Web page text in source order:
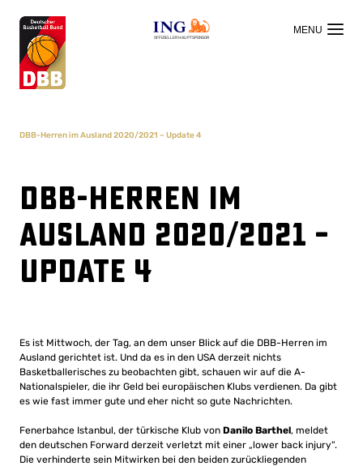
OFFIZIELLER HAUPTSPONSOR
DBB-Herren im Ausland 2020/2021 – Update 4
DBB-Herren im
Ausland 2020/2021 –
Update 4
Es ist Mittwoch, der Tag, an dem unser Blick auf die DBB-Herren im
Ausland gerichtet ist. Und da es in den USA derzeit nichts
Basketballerisches zu beobachten gibt, schauen wir auf die A-
Nationalspieler, die ihr Geld bei europäischen Klubs verdienen. Da gibt
es wie fast immer gute und eher nicht so gute Nachrichten.
Fenerbahce Istanbul, der türkische Klub von Danilo Barthel, meldet
den deutschen Forward derzeit verletzt mit einer „lower back injury“.
Die verhinderte sein Mitwirken bei den beiden zurückliegenden